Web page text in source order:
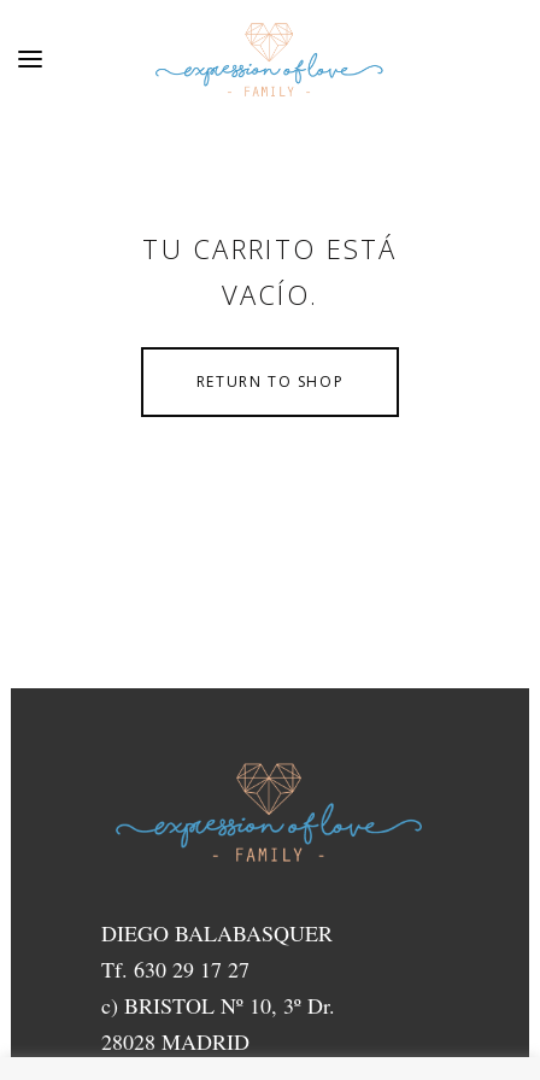
TU CARRITO ESTÁ
VACÍO.
RETURN TO SHOP
DIEGO BALABASQUER
Tf. 630 29 17 27
c) BRISTOL Nº 10, 3º Dr.
28028 MADRID